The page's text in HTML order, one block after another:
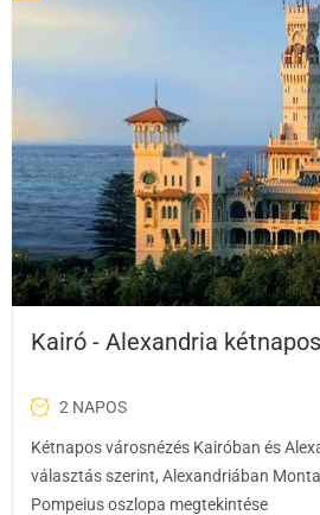
Kairó - Alexandria
2 NAPOS
Kétnapos városnézés Kairóban és
választás szerint, Alexandriában
Pompeius oszlopa megtekintése